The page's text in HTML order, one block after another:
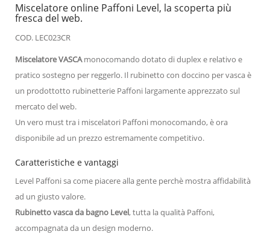
Miscelatore online Paffoni Level, la scoperta più
fresca del web.
COD. LEC023CR
Miscelatore VASCAmonocomando dotato di duplex e relativo e
pratico sostegno per reggerlo. Il rubinetto con doccino per vasca è
un prodottotto rubinetterie Paffoni largamente apprezzato sul
mercato del web.
Un vero must tra i miscelatori Paffoni monocomando, è ora
disponibile ad un prezzo estremamente competitivo.
Caratteristiche e vantaggi
Level Paffoni sa come piacere alla gente perchè mostra affidabilità
ad un giusto valore.
Rubinetto vasca da bagno Level, tutta la qualità Paffoni,
accompagnata da un design moderno.